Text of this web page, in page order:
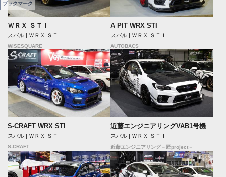
ＷＲＸ ＳＴＩ
スバル | ＷＲＸ ＳＴＩ
WISESQUARE
A PIT WRX STI
スバル | ＷＲＸ ＳＴＩ
AUTOBACS
S-CRAFT WRX STI
スバル | ＷＲＸ ＳＴＩ
S-CRAFT
近藤エンジニアリングVAB1号機
スバル | ＷＲＸ ＳＴＩ
近藤エンジニアリング－匠project－
ブックマーク